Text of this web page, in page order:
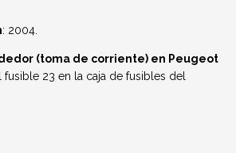
: 2004.
(toma de corriente) en Peugeot
fusible 23 en la caja de fusibles del